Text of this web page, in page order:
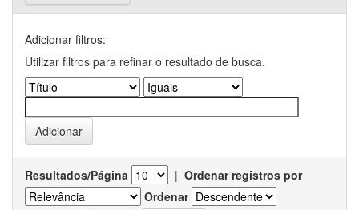
Adicionar filtros:
Utilizar filtros para refinar o resultado de busca.
Resultados/Página | Ordenar registros por
Ordenar